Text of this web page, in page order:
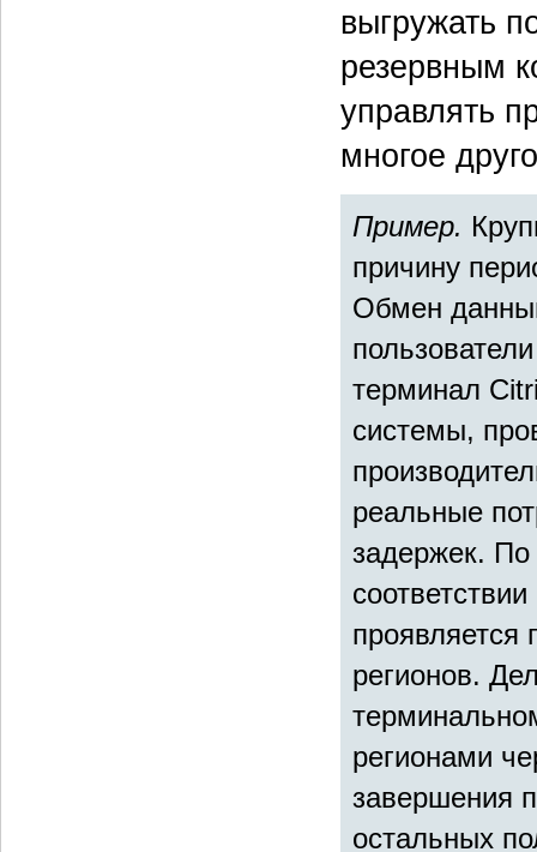
выгружать
резервным
управлять
многое
Пример.
причину
Обмен
терминал
системы,
реальные
задержек. По
проявляется
регионов.
регионами
завершения
остальных